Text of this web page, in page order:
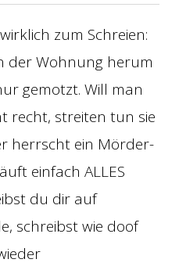
zum Schreien:
der Wohnung herum
gemotzt. Will man
recht, streiten tun sie
herrscht ein Mörder-
einfach ALLES
du dir auf
schreibst wie doof